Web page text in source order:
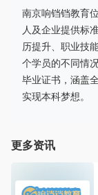
南京响铛铛教育
人及企业提供标
历提升、职业技
个学员的不同情
毕业证书，涵盖
实现本科梦想。
更多资讯